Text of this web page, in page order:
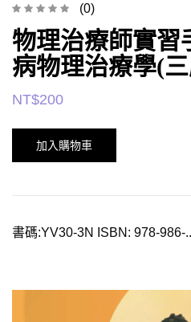
(0)
物理治療師實習
病物理治療學(
NT$200
加入購物車
書碼:YV30-3N ISBN: 978-986-